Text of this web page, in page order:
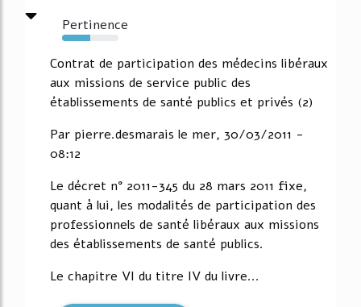
Pertinence
50%
Contrat de participation des médecins libéraux
aux missions de service public des
établissements de santé publics et privés (2)
Par pierre.desmarais le mer, 30/03/2011 -
08:12
Le décret n° 2011-345 du 28 mars 2011 fixe,
quant à lui, les modalités de participation des
professionnels de santé libéraux aux missions
des établissements de santé publics.
Le chapitre VI du titre IV du livre...